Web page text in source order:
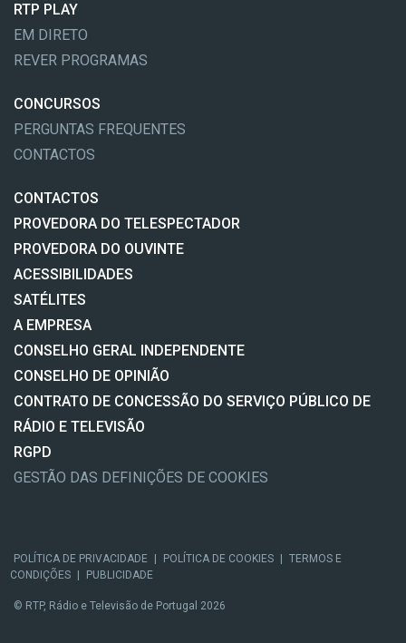
RTP PLAY
EM DIRETO
REVER PROGRAMAS
CONCURSOS
PERGUNTAS FREQUENTES
CONTACTOS
CONTACTOS
PROVEDORA DO TELESPECTADOR
PROVEDORA DO OUVINTE
ACESSIBILIDADES
SATÉLITES
A EMPRESA
CONSELHO GERAL INDEPENDENTE
CONSELHO DE OPINIÃO
CONTRATO DE CONCESSÃO DO SERVIÇO PÚBLICO DE
RÁDIO E TELEVISÃO
RGPD
GESTÃO DAS DEFINIÇÕES DE COOKIES
POLÍTICA DE PRIVACIDADE POLÍTICA DE COOKIES
TERMOS E
CONDIÇÕES
PUBLICIDADE
© RTP, Rádio e Televisão de Portugal 2026